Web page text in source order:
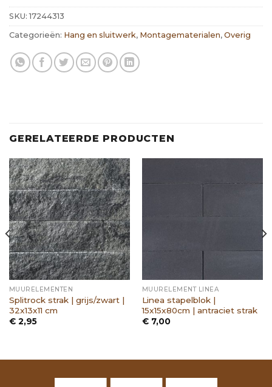
SKU:17244313
Categorieën: Hang en sluitwerk, Montagematerialen, Overig
GERELATEERDE PRODUCTEN
MUURELEMENTEN
Splitrock strak | grijs/zwart |
32x13x11 cm
€2,95
MUURELEMENT LINEA
Linea stapelblok |
15x15x80cm | antraciet strak
€7,00